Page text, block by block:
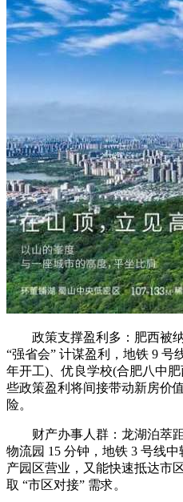
政策支撑盈利多：肥西被纳
“强省会” 计谋盈利，地铁 9 号
年开工)、优良学校(合肥八中
些政策盈利将间接带动新房价
险。
财产办事人群：龙湖泊萃距
物流园 15 分钟，地铁 3 号线
产园区营业，又能快速抵达市
取 “市区对接” 需求。